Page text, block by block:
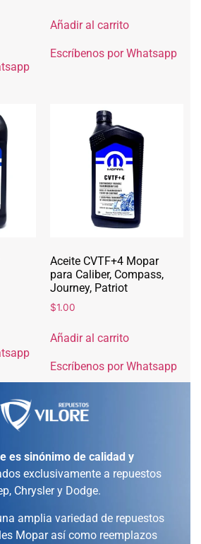
Añadir al carrito
Escríbenos por Whatsapp
Aceite CVTF+4 Mopar
para Caliber, Compass,
Journey, Patriot
$1.00
Añadir al carrito
Escríbenos por Whatsapp
es sinónimo de calidad y
exclusivamente a repuestos
Chrysler y Dodge.
amplia variedad de repuestos
Mopar así como reemplazos